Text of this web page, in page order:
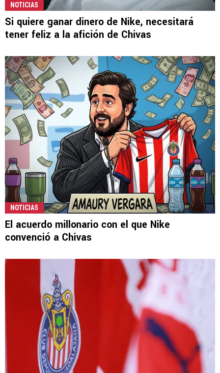
NOTICIAS
Si quiere ganar dinero de Nike, necesitará
tener feliz a la afición de Chivas
NOTICIAS
El acuerdo millonario con el que Nike
convenció a Chivas